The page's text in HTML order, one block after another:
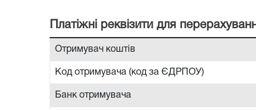
Платiжнi реквiзити для
Отримувач коштів
Код отримувача (код за ЄДРПОУ)
Банк отримувача